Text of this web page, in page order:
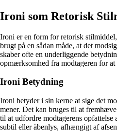
Ironi som Retorisk
Ironi er en form for retorisk
brugt på en sådan måde, at det
skaber ofte en underliggende
opmærksomhed fra modtageren for at
Ironi Betydning
Ironi betyder i sin kerne at sige det
mener. Det kan bruges til at
til at udfordre modtagerens
subtil eller åbenlys, afhængigt af